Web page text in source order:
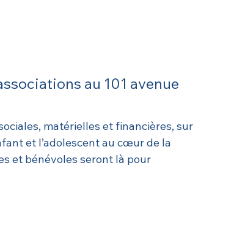
au 101 avenue
matérielles et financières, sur
et l’adolescent au cœur de la
et bénévoles seront là pour